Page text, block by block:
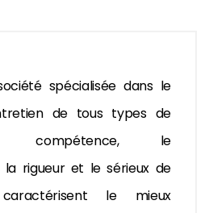
spécialisée dans le
de tous types de
compétence, le
la rigueur et le sérieux de
le mieux